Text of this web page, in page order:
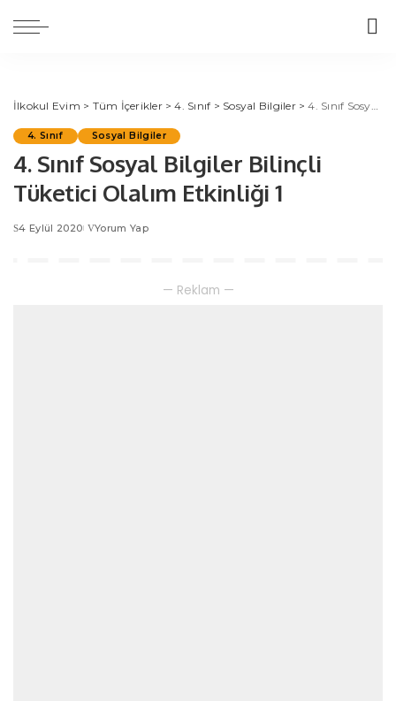
İlkokul Evim > Tüm İçerikler>4. Sınıf > Sosyal Bilgiler>4. Sınıf Sosyal Bilgiler Bilinçli Tüketici Olalım Etkinliği 1
4. Sınıf Sosyal Bilgiler
4. Sınıf Sosyal Bilgiler Bilinçli
Tüketici Olalım Etkinliği 1
4 Eylül 2020 Yorum Yap
— Reklam —